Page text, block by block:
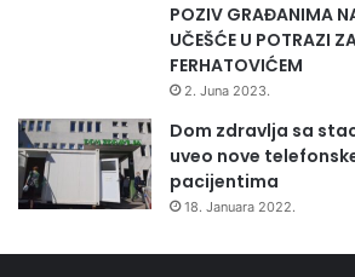
POZIV GRAĐANIMA
UČEŠĆE U POTRAZI
FERHATOVIĆEM
2. Juna 2023.
Dom zdravlja sa
uveo nove
pacijentima
18. Januara 2022.